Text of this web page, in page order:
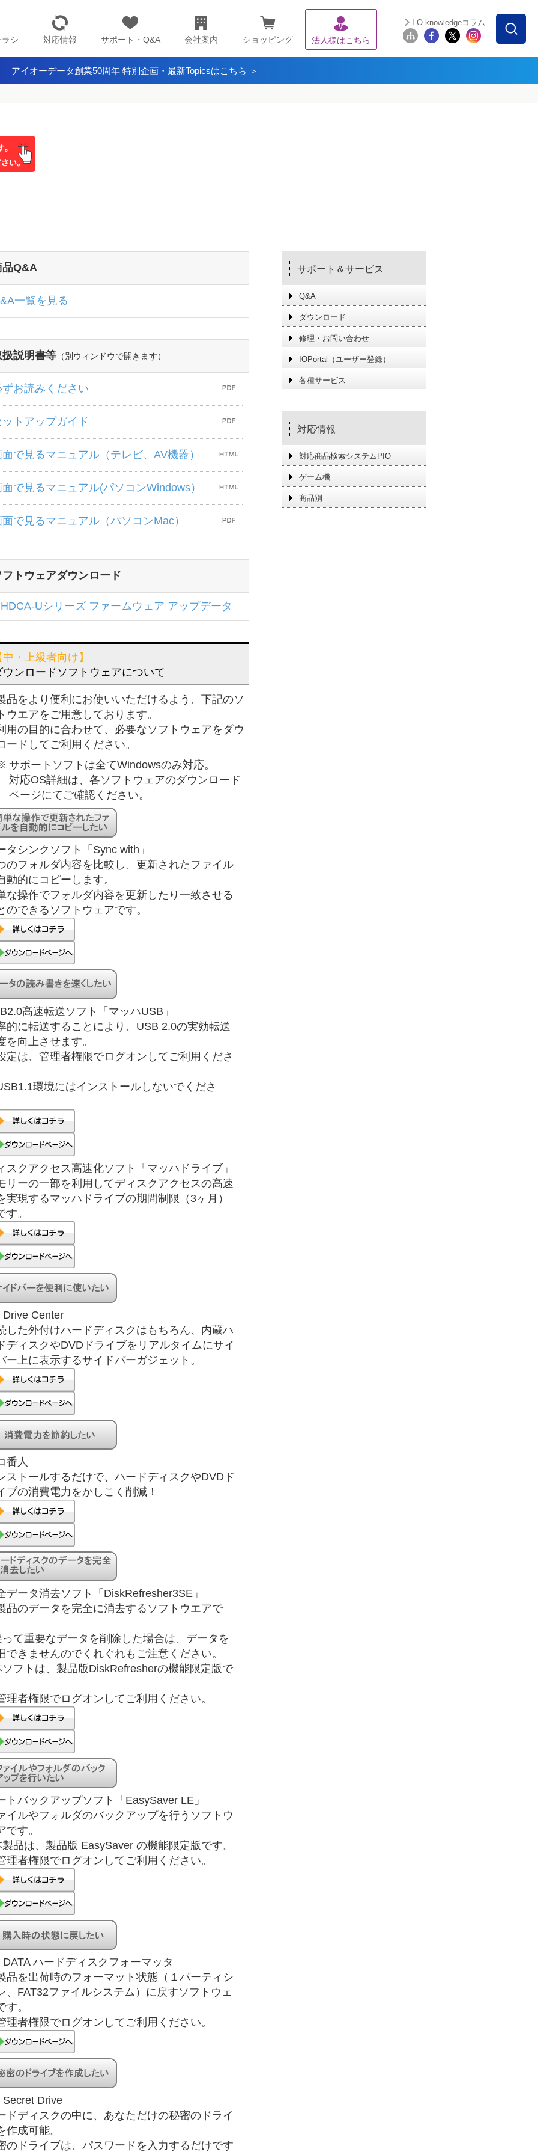
シ 対応情報 サポート・Q&A 会社案内 ショッピング 法人様はこちら
I-O knowledgeコラム
アイオーデータ創業50周年 特別企画・最新Topicsはこちら ＞
品Q&A
一覧を見る
扱説明書等 （別ウィンドウで開きます）
ずお読みください
ットアップガイド
面で見るマニュアル（テレビ、AV機器）
面で見るマニュアル(パソコンWindows）
面で見るマニュアル（パソコンMac）
フトウェアダウンロード
HDCA-Uシリーズ ファームウェア アップデータ
中・上級者向け】
ウンロードソフトウェアについて
品をより便利にお使いいただけるよう、下記のソ
ウエアをご用意しております。
用の目的に合わせて、必要なソフトウェアをダウ
ードしてご利用ください。
サポートソフトは全てWindowsのみ対応。
対応OS詳細は、各ソフトウェアのダウンロード
ページにてご確認ください。
タシンクソフト「Sync with」
のフォルダ内容を比較し、更新されたファイル
動的にコピーします。
な操作でフォルダ内容を更新したり一致させる
のできるソフトウェアです。
高速転送ソフト「マッハUSB」
的に転送することにより、USB 2.0の実効転送
を向上させます。
定は、管理者権限でログオンしてご利用くださ
環境にはインストールしないでくださ
スクアクセス高速化ソフト「マッハドライブ」
リーの一部を利用してディスクアクセスの高速
実現するマッハドライブの期間制限（3ヶ月）
す。
Drive Center
した外付けハードディスクはもちろん、内蔵ハ
ディスクやDVDドライブをリアルタイムにサイ
ー上に表示するサイドバーガジェット。
番人
ストールするだけで、ハードディスクやDVDド
ブの消費電力をかしこく削減！
データ消去ソフト「DiskRefresher3SE」
品のデータを完全に消去するソフトウエアで
って重要なデータを削除した場合は、データを
できませんのでくれぐれもご注意ください。
ソフトは、製品版DiskRefresherの機能限定版で
理者権限でログオンしてご利用ください。
トバックアップソフト「EasySaver LE」
イルやフォルダのバックアップを行うソフトウ
です。
品は、製品版 EasySaver の機能限定版です。
理者権限でログオンしてご利用ください。
DATA ハードディスクフォーマッタ
品を出荷時のフォーマット状態（１パーティシ
、FAT32ファイルシステム）に戻すソフトウェ
す。
理者権限でログオンしてご利用ください。
Secret Drive
ドディスクの中に、あなただけの秘密のドライ
作成可能。
のドライブは、パスワードを入力するだけです
サポート＆サービス
Q&A
ダウンロード
修理・お問い合わせ
IOPortal（ユーザー登録）
各種サービス
対応情報
対応商品検索システムPIO
ゲーム機
商品別